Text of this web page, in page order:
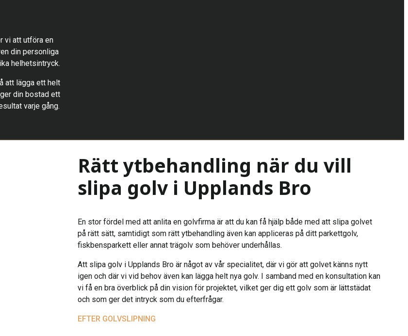
vi att utföra en
din personliga
helhetsintryck.
att lägga ett helt
din bostad ett
varje gång.
Rätt ytbehandling när du vill
slipa golv i Upplands Bro
En stor fördel med att anlita en golvfirma är att du kan få hjälp både med att slipa golvet
på rätt sätt, samtidigt som rätt ytbehandling även kan appliceras på ditt parkettgolv,
fiskbensparkett eller annat trägolv som behöver underhållas.
Att slipa golv i Upplands Bro är något av vår specialitet, där vi gör att golvet känns nytt
igen och där vi vid behov även kan lägga helt nya golv. I samband med en konsultation kan
vi få en bra överblick på din vision för projektet, vilket ger dig ett golv som är lättstädat
och som ger det intryck som du efterfrågar.
EFTER GOLVSLIPNING